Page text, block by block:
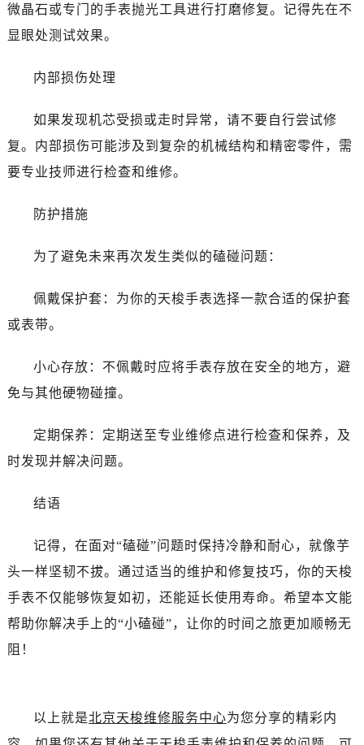
微晶石或专门的手表抛光工具进行打磨修复。记得先在不
显眼处测试效果。
内部损伤处理
如果发现机芯受损或走时异常，请不要自行尝试修
复。内部损伤可能涉及到复杂的机械结构和精密零件，需
要专业技师进行检查和维修。
防护措施
为了避免未来再次发生类似的磕碰问题：
佩戴保护套：为你的天梭手表选择一款合适的保护套
或表带。
小心存放：不佩戴时应将手表存放在安全的地方，避
免与其他硬物碰撞。
定期保养：定期送至专业维修点进行检查和保养，及
时发现并解决问题。
结语
记得，在面对“磕碰”问题时保持冷静和耐心，就像芋
头一样坚韧不拔。通过适当的维护和修复技巧，你的天梭
手表不仅能够恢复如初，还能延长使用寿命。希望本文能
帮助你解决手上的“小磕碰”，让你的时间之旅更加顺畅无
阻！
以上就是北京天梭维修服务中心为您分享的精彩内